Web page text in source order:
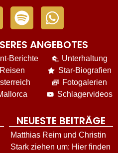
ANGEBOTES
Berichte
Reisen
Unterhaltung
Star-Biografien
Fotogalerien
Schlagervideos
NEUESTE BEITRÄGE
Matthias Reim und Christin
Stark ziehen um: Hier finden